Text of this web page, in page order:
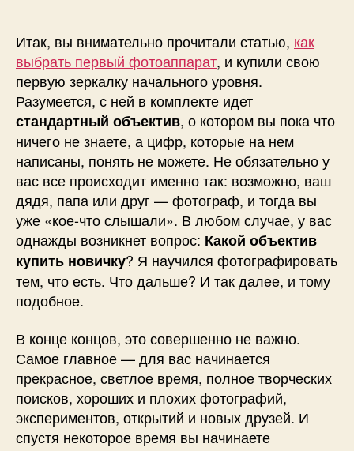
Итак, вы внимательно прочитали статью, как
выбрать первый фотоаппарат, и купили свою
первую зеркалку начального уровня.
Разумеется, с ней в комплекте идет
стандартный объектив, о котором вы пока что
ничего не знаете, а цифр, которые на нем
написаны, понять не можете. Не обязательно у
вас все происходит именно так: возможно, ваш
дядя, папа или друг — фотограф, и тогда вы
уже «кое-что слышали». В любом случае, у вас
однажды возникнет вопрос: Какой объектив
купить новичку? Я научился фотографировать
тем, что есть. Что дальше? И так далее, и тому
подобное.
В конце концов, это совершенно не важно.
Самое главное — для вас начинается
прекрасное, светлое время, полное творческих
поисков, хороших и плохих фотографий,
экспериментов, открытий и новых друзей. И
спустя некоторое время вы начинаете